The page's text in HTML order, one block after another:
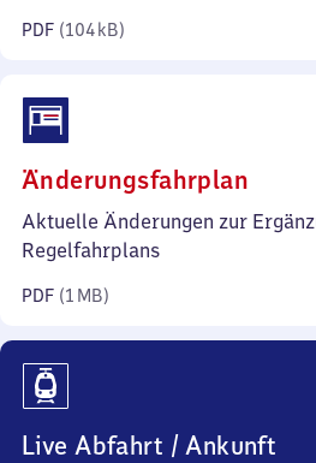
PDF (104 kB)
Änderungsfahrplan
1
Aktuelle Änderungen zur
Regelfahrplans
PDF (1 MB)
Live Abfahrt / Ankunft